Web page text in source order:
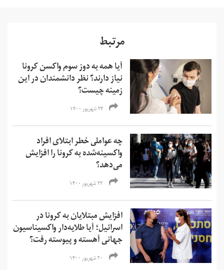
مرتبط
آیا همه به دوز سوم واکسن کرونا
نیاز دارند؟ نظر دانشمندان در این
زمینه چیست؟
۲۴ شهریور ۱۴۰۰
چه عواملی خطر ابتلای افراد
واکسینه‌شده به کرونا را افزایش
می‌دهد؟
۲۳ شهریور ۱۴۰۰
افزایش مبتلایان به کرونا در
اسرائیل؛ آیا طلایه‌دار واکسیناسیون
جهانی آهسته و پیوسته رفت؟
۲۰ شهریور ۱۴۰۰